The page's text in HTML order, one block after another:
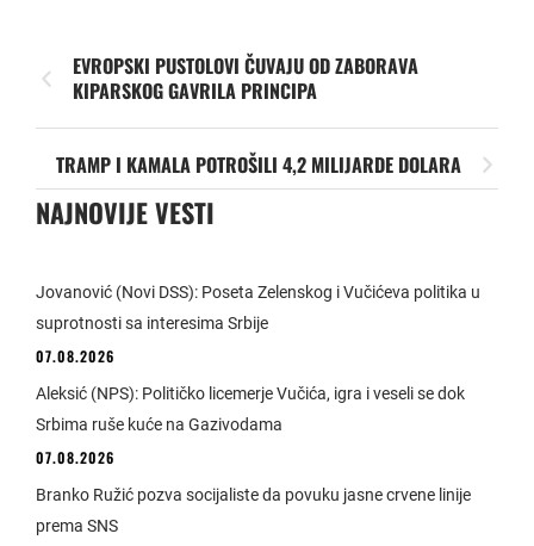
EVROPSKI PUSTOLOVI ČUVAJU OD ZABORAVA
KIPARSKOG GAVRILA PRINCIPA
TRAMP I KAMALA POTROŠILI 4,2 MILIJARDE DOLARA
NAJNOVIJE VESTI
Jovanović (Novi DSS): Poseta Zelenskog i Vučićeva politika u
suprotnosti sa interesima Srbije
07.08.2026
Aleksić (NPS): Političko licemerje Vučića, igra i veseli se dok
Srbima ruše kuće na Gazivodama
07.08.2026
Branko Ružić pozva socijaliste da povuku jasne crvene linije
prema SNS